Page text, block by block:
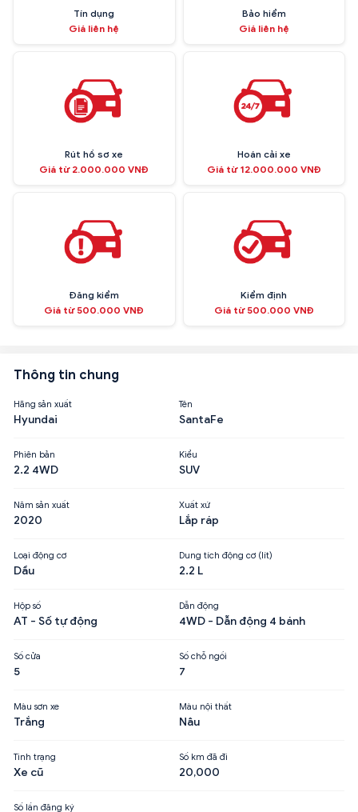
Tín dụng
Giá liên hệ
Bảo hiểm
Giá liên hệ
Rút hồ sơ xe
Giá từ 2.000.000 VNĐ
Hoán cải xe
Giá từ 12.000.000 VNĐ
Đăng kiểm
Giá từ 500.000 VNĐ
Kiểm định
Giá từ 500.000 VNĐ
Thông tin chung
Hãng sản xuất
Hyundai
Tên
SantaFe
Phiên bản
2.2 4WD
Kiểu
SUV
Năm sản xuất
2020
Xuất xứ
Lắp ráp
Loại động cơ
Dầu
Dung tích động cơ (lít)
2.2 L
Hộp số
AT - Số tự động
Dẫn động
4WD - Dẫn động 4 bánh
Số cửa
5
Số chỗ ngồi
7
Màu sơn xe
Trắng
Màu nội thất
Nâu
Tình trạng
Xe cũ
Số km đã đi
20,000
Số lần đăng ký